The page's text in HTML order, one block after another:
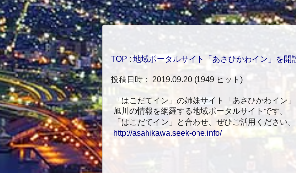
TOP : 地域ポータルサイト「あさひかわイン」を開
投稿日時： 2019.09.20 (1949 ヒット )
「はこだてイン」の姉妹サイト「あさひかわイン
旭川の情報を網羅する地域ポータルサイトです。
「はこだてイン」と合わせ、ぜひご活用ください。
http://asahikawa.seek-one.info/